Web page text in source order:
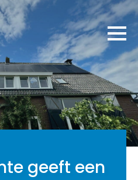
geeft een